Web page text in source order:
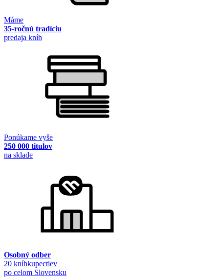
Máme
35-ročnú tradíciu
predaja kníh
Ponúkame vyše
250 000 titulov
na sklade
Osobný odber
20 kníhkupectiev
po celom Slovensku